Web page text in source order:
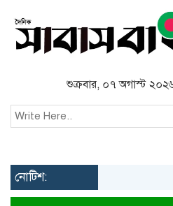
শুক্রবার, ০৭ অগাস্ট
নোটিশ: